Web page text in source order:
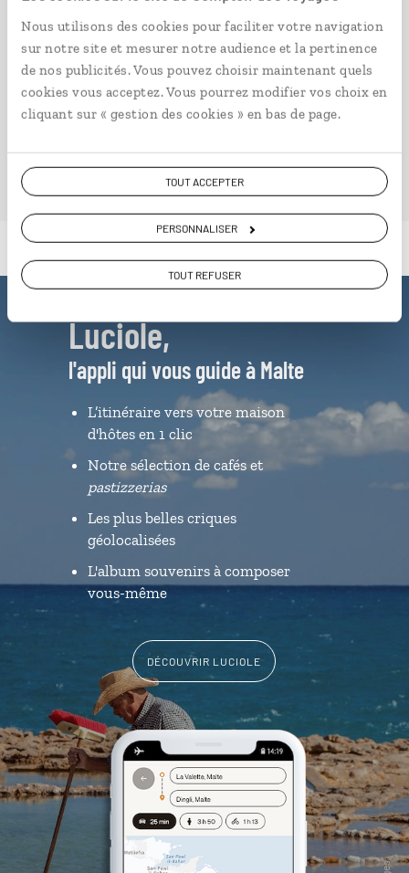
Nous utilisons des cookies pour faciliter votre navigation
sur notre site et mesurer notre audience et la pertinence
de nos publicités. Vous pouvez choisir maintenant quels
cookies vous acceptez. Vous pourrez modifier vos choix en
cliquant sur « gestion des cookies » en bas de page.
TOUT ACCEPTER
PERSONNALISER
TOUT REFUSER
à partir de 1220€
VOIR NOS 4 IDÉES DE VOYAGE À MALTE
Luciole,
l'appli qui vous guide à Malte
L’itinéraire vers votre maison
d'hôtes en 1 clic
Notre sélection de cafés et
pastizzerias
Les plus belles criques
géolocalisées
L'album souvenirs à composer
vous-même
DÉCOUVRIR LUCIOLE